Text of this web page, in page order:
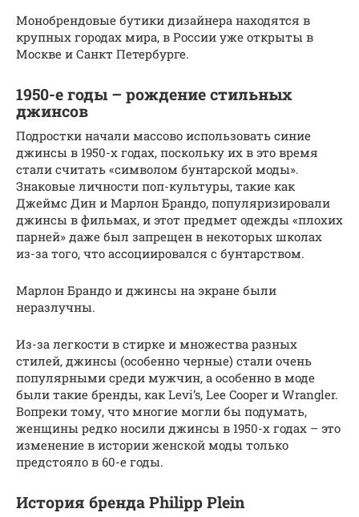
Монобрендовые бутики дизайнера находятся в
крупных городах мира, в России уже открыты в
Москве и Санкт Петербурге.
1950-е годы – рождение стильных
джинсов
Подростки начали массово использовать синие
джинсы в 1950-х годах, поскольку их в это время
стали считать «символом бунтарской моды».
Знаковые личности поп-культуры, такие как
Джеймс Дин и Марлон Брандо, популяризировали
джинсы в фильмах, и этот предмет одежды «плохих
парней» даже был запрещен в некоторых школах
из-за того, что ассоциировался с бунтарством.
Марлон Брандо и джинсы на экране были
неразлучны.
Из-за легкости в стирке и множества разных
стилей, джинсы (особенно черные) стали очень
популярными среди мужчин, а особенно в моде
были такие бренды, как Levi’s, Lee Cooper и Wrangler.
Вопреки тому, что многие могли бы подумать,
женщины редко носили джинсы в 1950-х годах – это
изменение в истории женской моды только
предстояло в 60-е годы.
История бренда Philipp Plein